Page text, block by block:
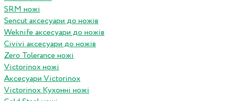
SRM ножі
Sencut аксесуари до ножів
Weknife аксесуари до ножів
Civivi аксесуари до ножів
Zero Tolerance ножі
Victorinox ножі
Аксесуари Victorinox
Victorinox Кухонні ножі